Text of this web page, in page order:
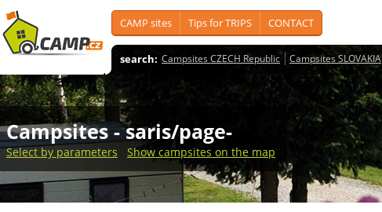
CAMP sites Tips for TRIPS CONTACT
search: Campsites CZECH Republic Campsites SLOVAKIA
Campsites - saris/page-
Select by parameters Show campsites on the map